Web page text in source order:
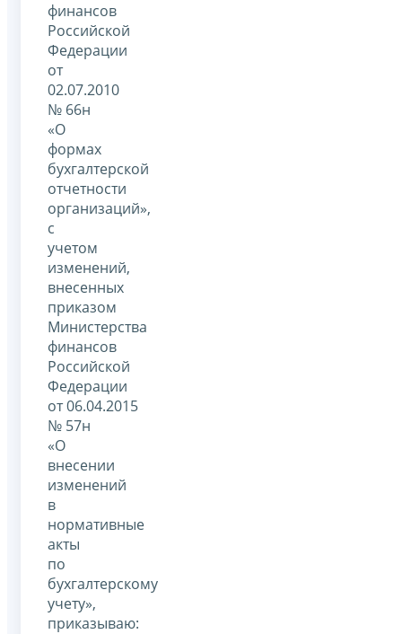
финансов
Российской
Федерации
от
02.07.2010
№ 66н
«О
формах
бухгалтерской
отчетности
организаций»,
с
учетом
изменений,
внесенных
приказом
Министерства
финансов
Российской
Федерации
от 06.04.2015
№ 57н
«О
внесении
изменений
в
нормативные
акты
по
бухгалтерскому
учету»,
приказываю: